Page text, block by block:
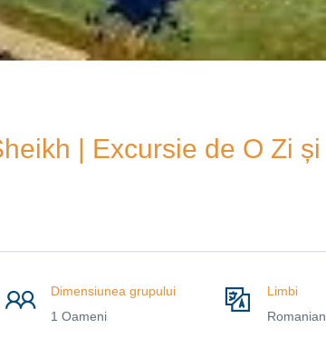
| Excursie de O Zi și
Dimensiunea grupului
1 Oameni
Limbi
Romanian